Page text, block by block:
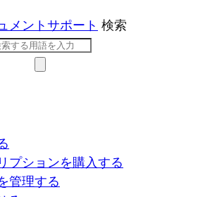
メント サポート 検索
プションを購入する
管理する